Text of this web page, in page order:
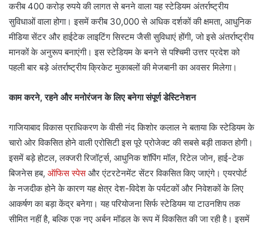
करीब 400 करोड़ रुपये की लागत से बनने वाला यह स्टेडियम अंतर्राष्ट्रीय
सुविधाओं वाला होगा। इसमें करीब 30,000 से अधिक दर्शकों की क्षमता, आधुनिक
मीडिया सेंटर और हाईटेक लाइटिंग सिस्टम जैसी सुविधाएं होंगी, जो इसे अंतर्राष्ट्रीय
मानकों के अनुरूप बनाएंगी। इस स्टेडियम के बनने से पश्चिमी उत्तर प्रदेश को
पहली बार बड़े अंतर्राष्ट्रीय क्रिकेट मुकाबलों की मेजबानी का अवसर मिलेगा।
काम करने, रहने और मनोरंजन के लिए बनेगा संपूर्ण डेस्टिनेशन
गाजियाबाद विकास प्राधिकरण के वीसी नंद किशोर कलाल ने बताया कि स्टेडियम के
चारो ओर विकसित होने वाली एरोसिटी इस पूरे प्रोजेक्ट की सबसे बड़ी ताकत होगी।
इसमें बड़े होटल, लक्जरी रिजॉर्ट्स, आधुनिक शॉपिंग मॉल, रिटेल जोन, हाई-टेक
बिजनेस हब, ऑफिस स्पेसऔर एंटरटेनमेंट सेंटर विकसित किए जाएंगे। एयरपोर्ट
के नजदीक होने के कारण यह क्षेत्र देश-विदेश के पर्यटकों और निवेशकों के लिए
आकर्षण का बड़ा केंद्र बनेगा। यह परियोजना सिर्फ स्टेडियम या टाउनशिप तक
सीमित नहीं है, बल्कि एक नए अर्बन मॉडल के रूप में विकसित की जा रही है। इसमें